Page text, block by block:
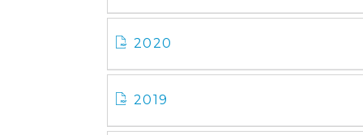
2020
2019